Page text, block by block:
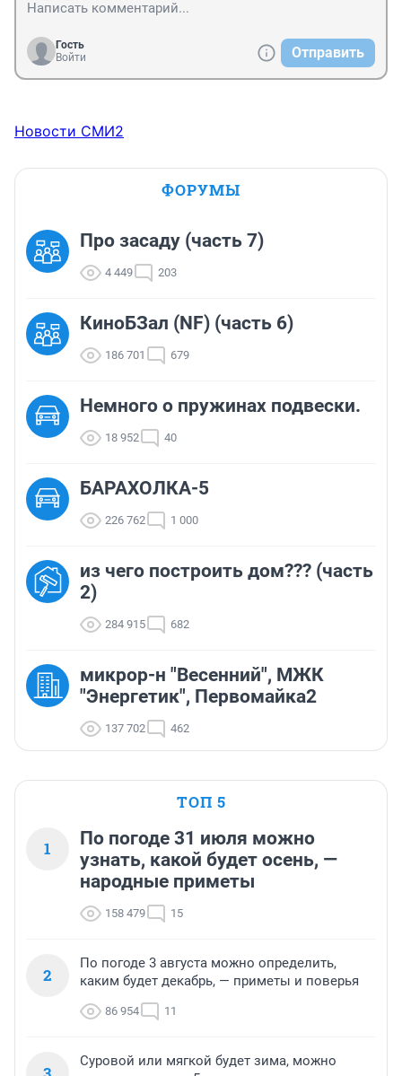
Гость
Войти
Отправить
Новости СМИ2
ФОРУМЫ
Про засаду (часть 7)
4 449 203
КиноБЗал (NF) (часть 6)
186 701 679
Немного о пружинах подвески.
18 952 40
БАРАХОЛКА-5
226 762 1 000
из чего построить дом??? (часть
2)
284 915 682
микрор-н "Весенний", МЖК
"Энергетик", Первомайка2
137 702 462
ТОП 5
1
По погоде 31 июля можно
узнать, какой будет осень, —
народные приметы
158 479 15
2
По погоде 3 августа можно определить,
каким будет декабрь, — приметы и поверья
86 954 11
Суровой или мягкой будет зима, можно